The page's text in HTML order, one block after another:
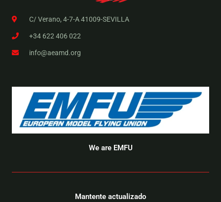
C/ Verano, 4-7-A 41009-SEVILLA
+34 622 406 022
info@aeamd.org
We are EMFU
Mantente actualizado